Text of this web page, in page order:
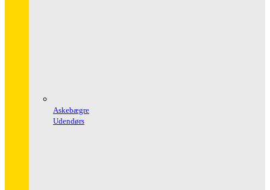
Askebægre
Udendørs